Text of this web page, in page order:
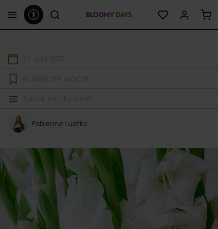
springenWerkzeugleiste anzeigen
Fabienne Lüdtke